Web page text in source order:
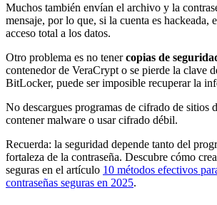
Muchos también envían el archivo y la
mensaje, por lo que, si la cuenta es hackeada,
acceso total a los datos.
Otro problema es no tenercopias de
contenedor de VeraCrypt o se pierde la clave
BitLocker, puede ser imposible recuperar la
No descargues programas de cifrado de sitios
contener malware o usar cifrado débil.
Recuerda: la seguridad depende tanto del
fortaleza de la contraseña. Descubre cómo
seguras en el artículo 10 métodos efectivos
contraseñas seguras en 2025.